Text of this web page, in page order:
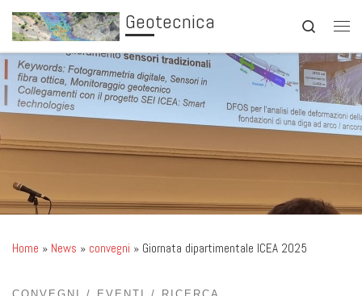
Skip to content Geotecnica
Search
Home » News » convegni » Giornata dipartimentale ICEA 2025